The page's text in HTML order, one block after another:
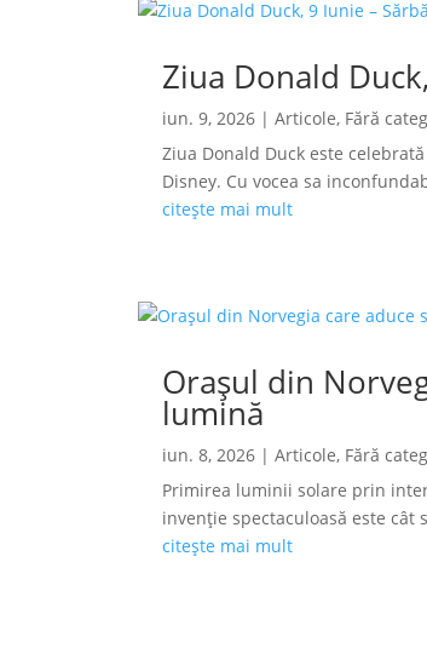
Ziua Donald
iun. 9, 2026 |Articole, Fără
Ziua Donald Duck este
Disney. Cu vocea sa
citește mai mult
Orașul din
lumină
iun. 8, 2026 |Articole, Fără
Primirea luminii solare prin
invenție spectaculoasă este
citește mai mult